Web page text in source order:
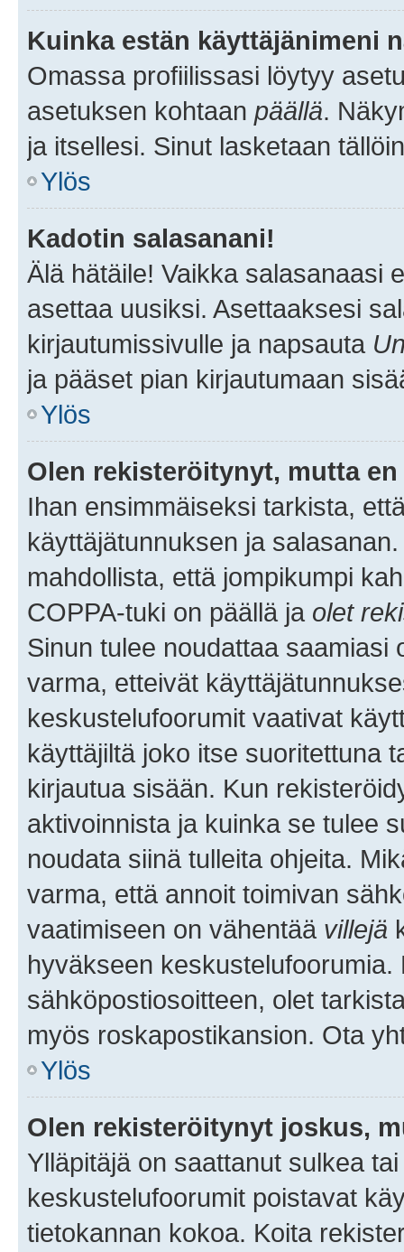
Kuinka estän käyttäjänimeni
Omassa profiilissasi löytyy
asetuksen kohtaan päällä.
ja itsellesi. Sinut lasketaan
Ylös
Kadotin salasanani!
Älä hätäile! Vaikka salasanaasi
asettaa uusiksi. Asettaaksesi
kirjautumissivulle ja napsauta
ja pääset pian kirjautumaan
Ylös
Olen rekisteröitynyt, mutta
Ihan ensimmäiseksi tarkista,
käyttäjätunnuksen ja
mahdollista, että jompikumpi
COPPA-tuki on päällä ja olet
Sinun tulee noudattaa saamiasi
varma, etteivät
keskustelufoorumit vaativat
käyttäjiltä joko itse suoritettuna
kirjautua sisään. Kun
aktivoinnista ja kuinka se tulee
noudata siinä tulleita ohjeita.
varma, että annoit toimivan
vaatimiseen on vähentää villejä
hyväkseen
sähköpostiosoitteen, olet
myös roskapostikansion. Ota
Ylös
Olen rekisteröitynyt joskus,
Ylläpitäjä on saattanut sulkea
keskustelufoorumit poistavat
tietokannan kokoa. Koita